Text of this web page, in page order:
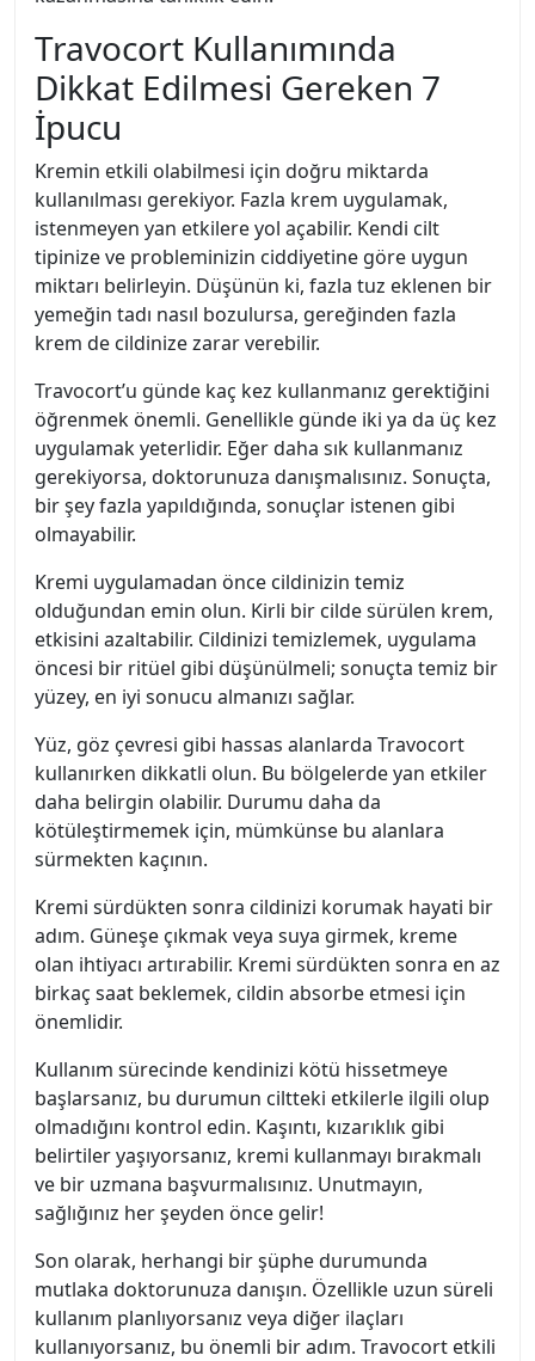
Travocort Kullanımında
Dikkat Edilmesi Gereken 7
İpucu
Kremin etkili olabilmesi için doğru miktarda
kullanılması gerekiyor. Fazla krem uygulamak,
istenmeyen yan etkilere yol açabilir. Kendi cilt
tipinize ve probleminizin ciddiyetine göre uygun
miktarı belirleyin. Düşünün ki, fazla tuz eklenen bir
yemeğin tadı nasıl bozulursa, gereğinden fazla
krem de cildinize zarar verebilir.
Travocort’u günde kaç kez kullanmanız gerektiğini
öğrenmek önemli. Genellikle günde iki ya da üç kez
uygulamak yeterlidir. Eğer daha sık kullanmanız
gerekiyorsa, doktorunuza danışmalısınız. Sonuçta,
bir şey fazla yapıldığında, sonuçlar istenen gibi
olmayabilir.
Kremi uygulamadan önce cildinizin temiz
olduğundan emin olun. Kirli bir cilde sürülen krem,
etkisini azaltabilir. Cildinizi temizlemek, uygulama
öncesi bir ritüel gibi düşünülmeli; sonuçta temiz bir
yüzey, en iyi sonucu almanızı sağlar.
Yüz, göz çevresi gibi hassas alanlarda Travocort
kullanırken dikkatli olun. Bu bölgelerde yan etkiler
daha belirgin olabilir. Durumu daha da
kötüleştirmemek için, mümkünse bu alanlara
sürmekten kaçının.
Kremi sürdükten sonra cildinizi korumak hayati bir
adım. Güneşe çıkmak veya suya girmek, kreme
olan ihtiyacı artırabilir. Kremi sürdükten sonra en az
birkaç saat beklemek, cildin absorbe etmesi için
önemlidir.
Kullanım sürecinde kendinizi kötü hissetmeye
başlarsanız, bu durumun ciltteki etkilerle ilgili olup
olmadığını kontrol edin. Kaşıntı, kızarıklık gibi
belirtiler yaşıyorsanız, kremi kullanmayı bırakmalı
ve bir uzmana başvurmalısınız. Unutmayın,
sağlığınız her şeyden önce gelir!
Son olarak, herhangi bir şüphe durumunda
mutlaka doktorunuza danışın. Özellikle uzun süreli
kullanım planlıyorsanız veya diğer ilaçları
kullanıyorsanız, bu önemli bir adım. Travocort etkili